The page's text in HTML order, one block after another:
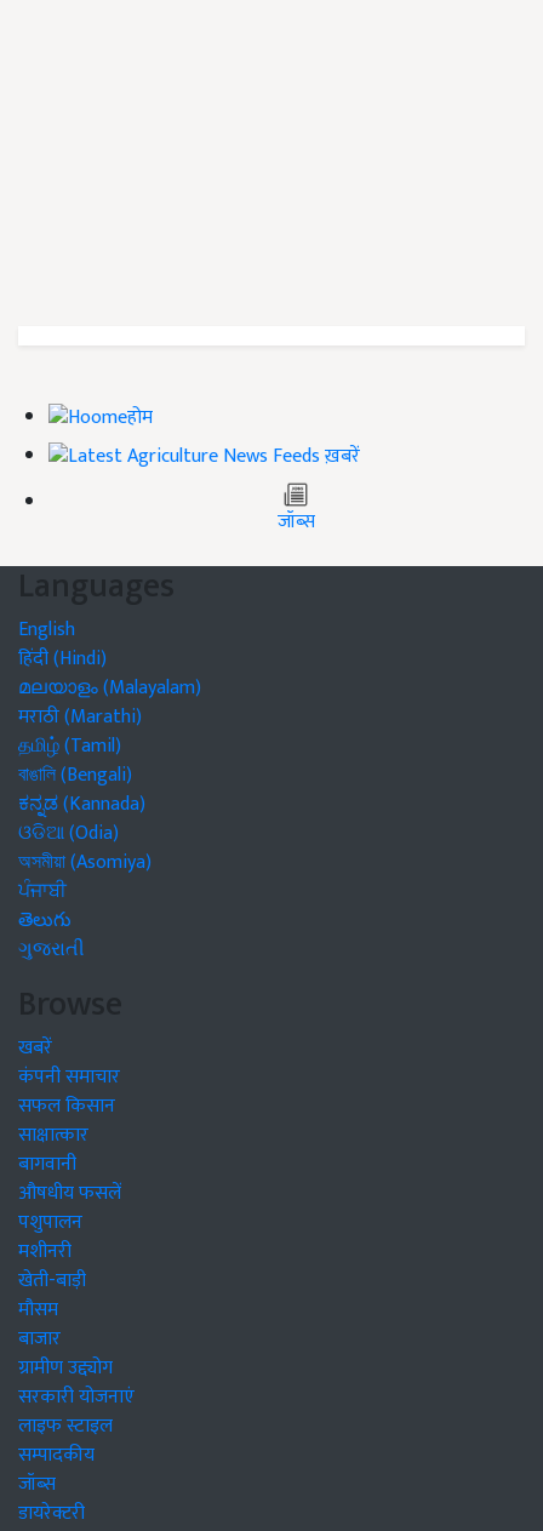
होम
ख़बरें
जॉब्स
Languages
English
हिंदी (Hindi)
മലയാളം (Malayalam)
मराठी (Marathi)
தமிழ் (Tamil)
বাঙালি (Bengali)
ಕನ್ನಡ (Kannada)
ଓଡିଆ (Odia)
অসমীয়া (Asomiya)
ਪੰਜਾਬੀ
తెలుగు
ગુજરાતી
Browse
खबरें
कंपनी समाचार
सफल किसान
साक्षात्कार
बागवानी
औषधीय फसलें
पशुपालन
मशीनरी
खेती-बाड़ी
मौसम
बाजार
ग्रामीण उद्द्योग
सरकारी योजनाएं
लाइफ स्टाइल
सम्पादकीय
जॉब्स
डायरेक्टरी